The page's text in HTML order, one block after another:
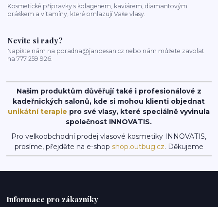
Kosmetické přípravky s kolagenem, kaviárem, diamantovým
práškem a vitamíny, které omlazují Vaše vlasy.
Nevíte si rady?
Napište nám na poradna@janpesan.cz nebo nám můžete zavolat
na 777 259 926.
Našim produktům důvěřují také i profesionálové z
kadeřnických salonů, kde si mohou klienti objednat
unikátní terapie pro své vlasy, které speciálně vyvinula
společnost INNOVATIS.
Pro velkoobchodní prodej vlasové kosmetiky INNOVATIS,
prosíme, přejděte na e-shop shop.outbug.cz. Děkujeme
Informace pro zákazníky